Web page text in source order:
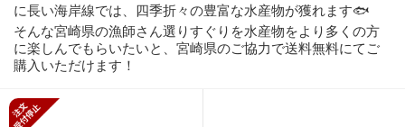
に長い海岸線では、四季折々の豊富な水産物が獲れます🐟
そんな宮崎県の漁師さん選りすぐりを水産物をより多くの方
に楽しんでもらいたいと、宮崎県のご協力で送料無料にてご
購入いただけます！